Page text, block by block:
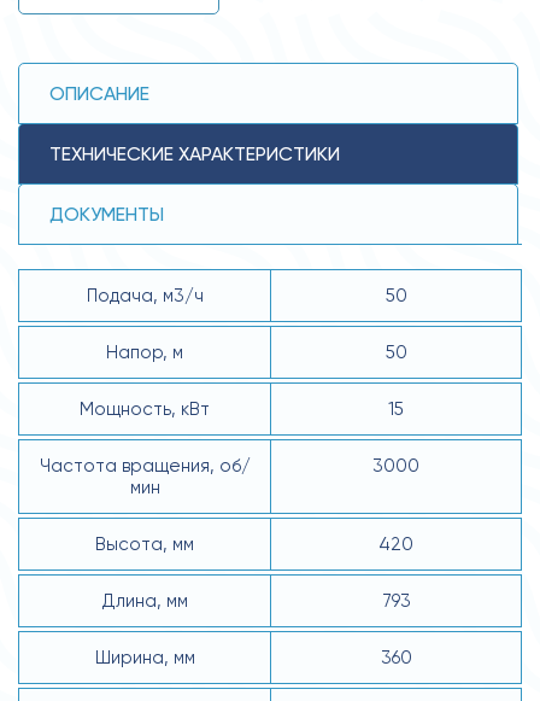
ОПИСАНИЕ
ТЕХНИЧЕСКИЕ ХАРАКТЕРИСТИКИ
ДОКУМЕНТЫ
Подача, м3/ч 50
Напор, м 50
Мощность, кВт 15
Частота вращения, об/
мин
3000
Высота, мм 420
Длина, мм 793
Ширина, мм 360